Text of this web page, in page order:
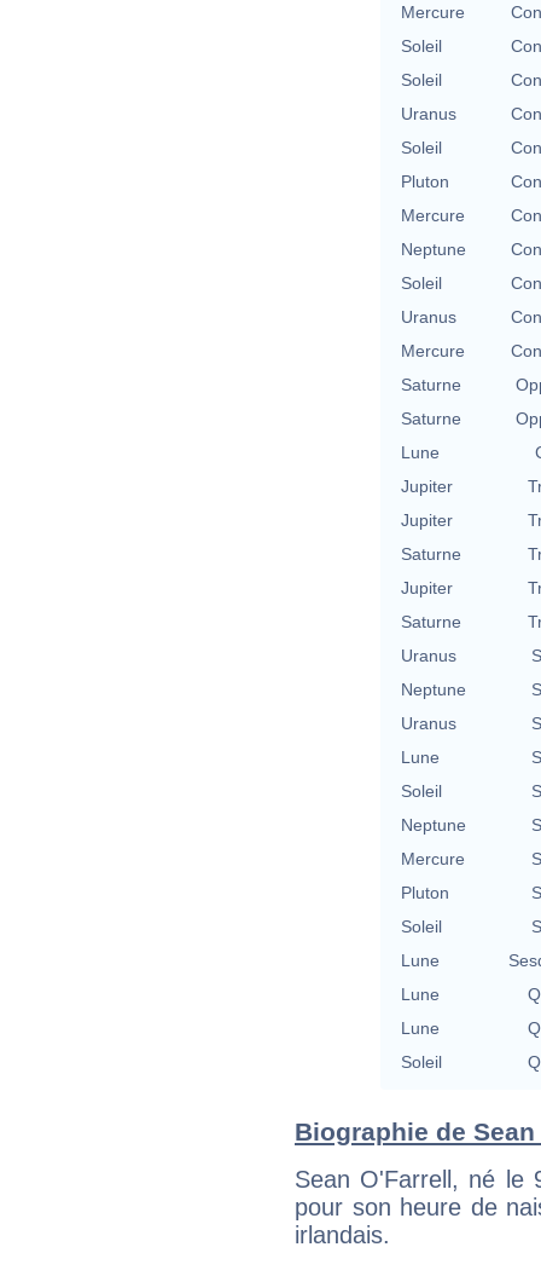
Mercure
Soleil
Soleil
Uranus
Soleil
Pluton
Mercure
Neptune
Soleil
Uranus
Mercure
Saturne
Saturne
Lune
Jupiter
Jupiter
Saturne
Jupiter
Saturne
Uranus
Neptune
Uranus
Lune
Soleil
Neptune
Mercure
Pluton
Soleil
Lune
Lune
Lune
Soleil
Biographie de
Sean O'Farrell, né le
pour son heure de
irlandais.